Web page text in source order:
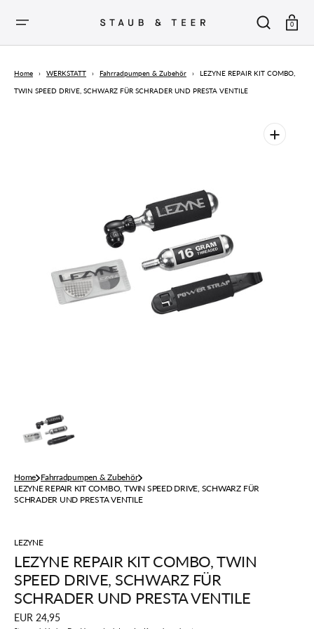
SPRINGEN
0
Home › WERKSTATT › Fahrradpumpen & Zubehör › LEZYNE REPAIR KIT COMBO,
TWIN SPEED DRIVE, SCHWARZ FÜR SCHRADER UND PRESTA VENTILE
Medien
1
der
Galerieansicht
öffnen
Home Fahrradpumpen & Zubehör
LEZYNE REPAIR KIT COMBO, TWIN SPEED DRIVE, SCHWARZ FÜR
SCHRADER UND PRESTA VENTILE
LEZYNE
LEZYNE REPAIR KIT COMBO, TWIN
SPEED DRIVE, SCHWARZ FÜR
SCHRADER UND PRESTA VENTILE
Regulärer
EUR 24,95